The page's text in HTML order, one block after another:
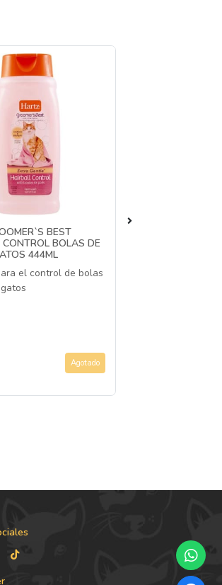
BEST
BOLAS DE
444ML
el control de bolas
Agotado